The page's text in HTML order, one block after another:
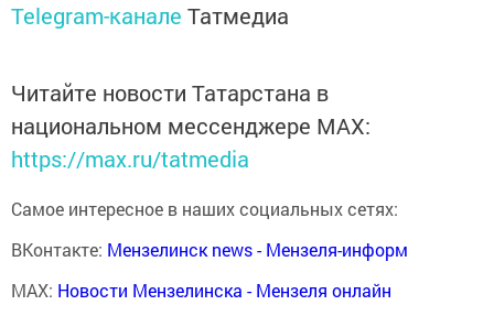
Telegram-канале Татмедиа
Читайте новости Татарстана в
национальном мессенджере MАХ:
https://max.ru/tatmedia
Самое интересное в наших социальных сетях:
ВКонтакте: Мензелинск news - Мензеля-информ
MAX: Новости Мензелинска - Мензеля онлайн